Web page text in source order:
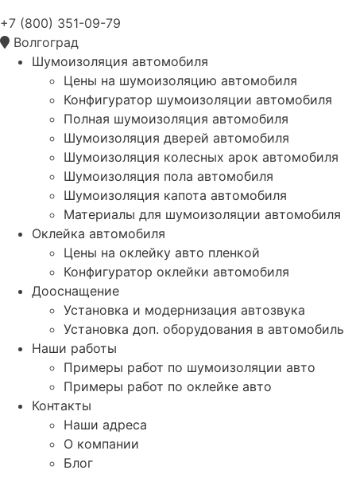
+7 (800) 351-09-79
Волгоград
Шумоизоляция автомобиля
Цены на шумоизоляцию автомобиля
Конфигуратор шумоизоляции автомобиля
Полная шумоизоляция автомобиля
Шумоизоляция дверей автомобиля
Шумоизоляция колесных арок автомобиля
Шумоизоляция пола автомобиля
Шумоизоляция капота автомобиля
Материалы для шумоизоляции автомобиля
Оклейка автомобиля
Цены на оклейку авто пленкой
Конфигуратор оклейки автомобиля
Дооснащение
Установка и модернизация автозвука
Установка доп. оборудования в автомобиль
Наши работы
Примеры работ по шумоизоляции авто
Примеры работ по оклейке авто
Контакты
Наши адреса
О компании
Блог